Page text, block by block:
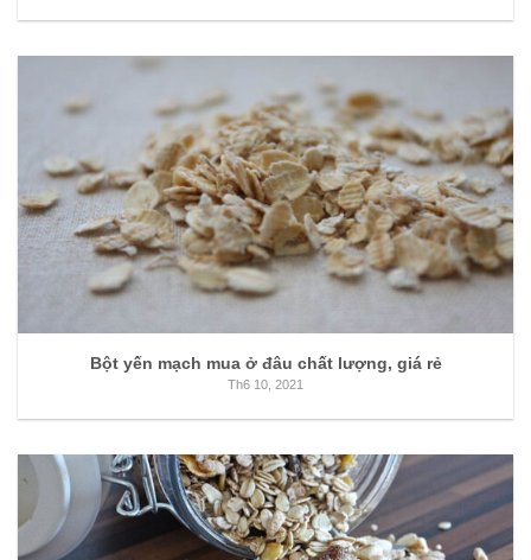
Bột yến mạch mua ở đâu chất lượng, giá rẻ
Th6 10, 2021